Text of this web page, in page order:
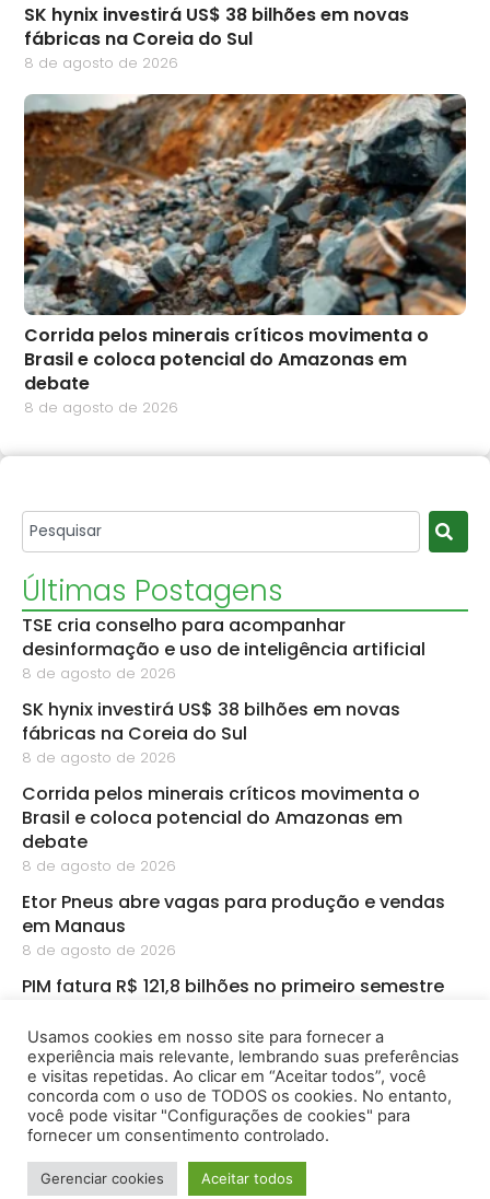
SK hynix investirá US$ 38 bilhões em novas
fábricas na Coreia do Sul
8 de agosto de 2026
Corrida pelos minerais críticos movimenta o
Brasil e coloca potencial do Amazonas em
debate
8 de agosto de 2026
Últimas Postagens
TSE cria conselho para acompanhar
desinformação e uso de inteligência artificial
8 de agosto de 2026
SK hynix investirá US$ 38 bilhões em novas
fábricas na Coreia do Sul
8 de agosto de 2026
Corrida pelos minerais críticos movimenta o
Brasil e coloca potencial do Amazonas em
debate
8 de agosto de 2026
Etor Pneus abre vagas para produção e vendas
em Manaus
8 de agosto de 2026
PIM fatura R$ 121,8 bilhões no primeiro semestre
CBA abre inscrições para startups de
bioeconomia na Amazônia
8 de agosto de 2026
2026 - Amazônia Empreendedora - Todos os Direitos
Usamos cookies em nosso site para fornecer a
experiência mais relevante, lembrando suas preferências
e visitas repetidas. Ao clicar em “Aceitar todos”, você
concorda com o uso de TODOS os cookies. No entanto,
você pode visitar "Configurações de cookies" para
fornecer um consentimento controlado.
Gerenciar cookies Aceitar todos